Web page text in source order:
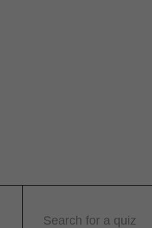
Search for a quiz